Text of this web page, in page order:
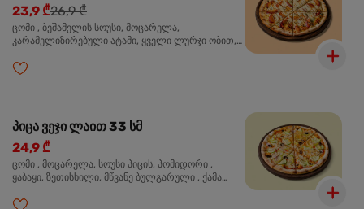
23,9 ₾26,9 ₾
ცომი , ბეშამელის სოუსი, მოცარელა,
კარამელიზირებული ატამი, ყველი ლურჯი ობით,
პიცა ვეჯი ლაით 33 სმ
24,9 ₾
ცომი , მოცარელა, სოუსი პიცის, პომიდორი ,
ყაბაყი, ზეთისხილი, მწვანე ბულგარული , ქამა